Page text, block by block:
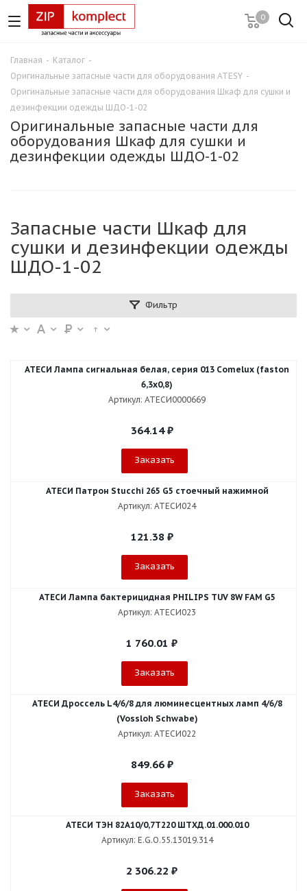
0
Главная - Каталог -
Оригинальные запасные части для оборудования ATESY -
Оригинальные запасные части для оборудования Шкаф для сушки и
дезинфекции одежды ШДО-1-02
Оригинальные запасные части для
оборудования Шкаф для сушки и
дезинфекции одежды ШДО-1-02
Запасные части Шкаф для
сушки и дезинфекции одежды
ШДО-1-02
Фильтр
АТЕСИ Лампа сигнальная белая, серия 013 Comelux (faston
6,3x0,8)
Артикул: АТЕСИ0000669
364.14₽
Заказать
АТЕСИ Патрон Stucchi 265 G5 стоечный нажимной
Артикул: АТЕСИ024
121.38₽
Заказать
АТЕСИ Лампа бактерицидная PHILIPS TUV 8W FAM G5
Артикул: АТЕСИ023
1 760.01 ₽
Заказать
АТЕСИ Дроссель L4/6/8 для люминесцентных ламп 4/6/8
(Vossloh Schwabe)
Артикул: АТЕСИ022
849.66₽
Заказать
АТЕСИ ТЭН 82А10/0,7Т220 ШТХД.01.000.010
Артикул: E.G.O.55.13019.314
2 306.22 ₽